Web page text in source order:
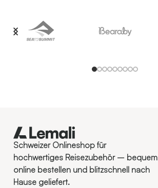
Schweizer Onlineshop für
hochwertiges Reisezubehör – bequem
online bestellen und blitzschnell nach
Hause geliefert.